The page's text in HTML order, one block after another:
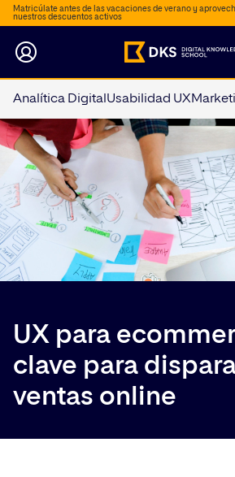
Matricúlate antes de las vacaciones de verano y
nuestros descuentos activos
Analítica Digital Usabilidad UX
UX para
clave para
ventas online